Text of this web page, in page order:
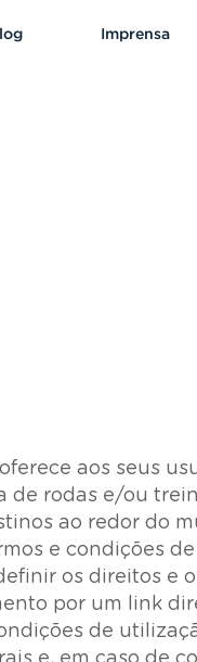
Imprensa
aos seus
de rodas e/ou
ao redor do
e condições
os direitos e
por um link
de